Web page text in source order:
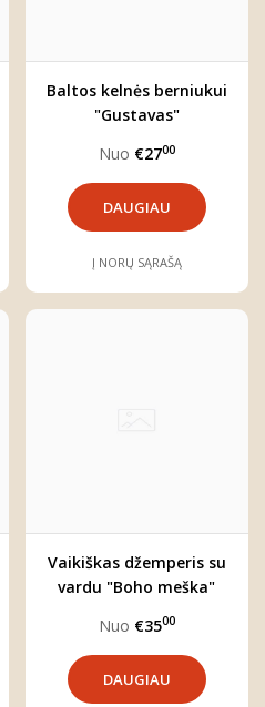
Baltos kelnės berniukui
"Gustavas"
Nuo €2700
DAUGIAU
Į NORŲ SĄRAŠĄ
Vaikiškas džemperis su
vardu "Boho meška"
Nuo €3500
DAUGIAU